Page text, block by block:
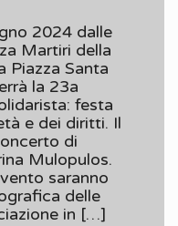
2024 dalle
Martiri della
Piazza Santa
la 23a
festa
e dei diritti. Il
di
Mulopulos.
saranno
delle
in […]